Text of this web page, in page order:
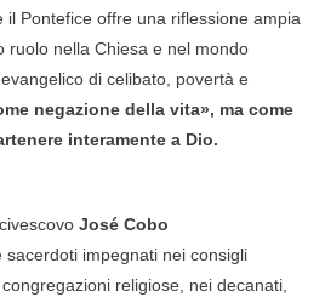
il Pontefice offre una riflessione ampia
ruolo nella Chiesa e nel mondo
di celibato, povertà e
negazione della vita», ma come
interamente a Dio.
José Cobo
sacerdoti impegnati nei consigli
religiose, nei decanati,